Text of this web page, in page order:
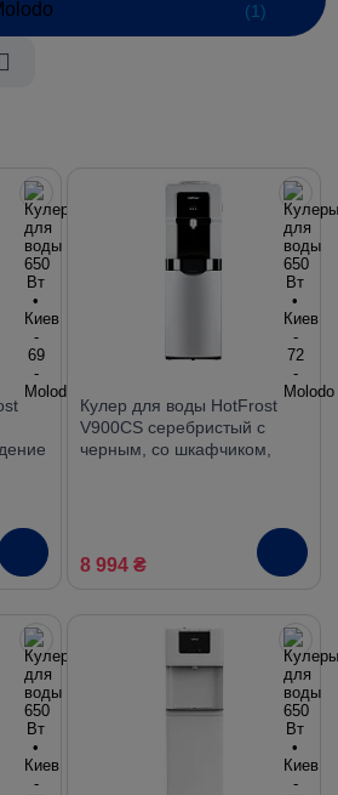
(1)
Кулер для воды HotFrost
V900CS серебристый с
черным, со шкафчиком,
8 994 ₴